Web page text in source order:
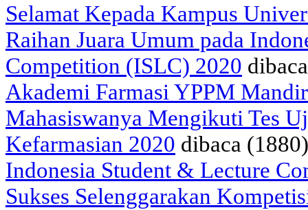
Selamat Kepada Kampus
Raihan Juara Umum pada
Competition (ISLC) 2020
Akademi Farmasi YPPM
Mahasiswanya Mengikuti Tes
Kefarmasian 2020 dibaca (1880)
Indonesia Student & Lecture
Sukses Selenggarakan